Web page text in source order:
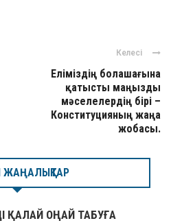
Келесі
Еліміздің болашағына
қатысты маңызды
мәселелердің бірі –
Конституцияның жаңа
жобасы.
ҚАЛАЙ ОҢАЙ ТАБУҒА